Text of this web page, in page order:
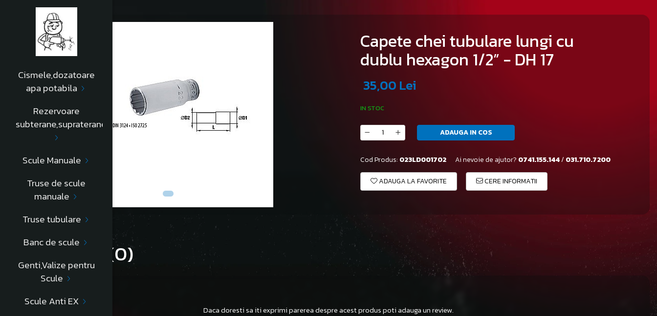
Cismele,dozatoare
apa potabila
Rezervoare
subterane,supraterane
Scule Manuale
Truse de scule
manuale
Truse tubulare
Banc de scule
Genti,Valize pentru
Scule
Scule Anti EX
Capete chei tubulare lungi cu
dublu hexagon 1/2” - DH 17
35,00 Lei
IN STOC
ADAUGA IN COS
Cod Produs: 023LD001702 Ai nevoie de ajutor? 0741.155.144/ 031.710.7200
ADAUGA LA FAVORITE CERE INFORMATII
Review-uri (0)
Daca doresti sa iti exprimi parerea despre acest produs poti adauga un review.